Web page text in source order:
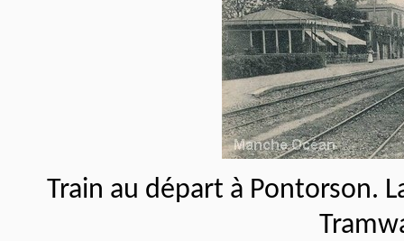
Train au départ à Pontorson.